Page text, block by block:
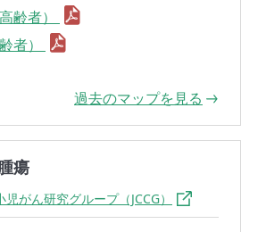
齢者）
者）
過去のマップを見る
瘍
児がん研究グループ（JCCG）